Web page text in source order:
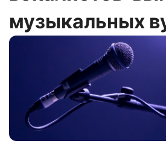
музыкальных